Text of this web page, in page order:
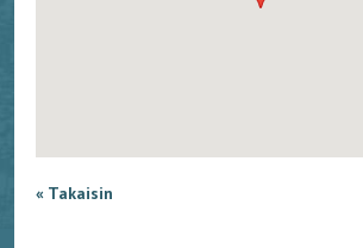
« Takaisin